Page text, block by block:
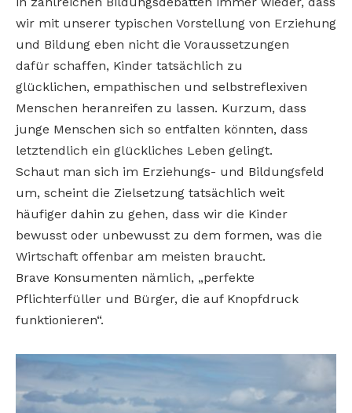
wir mit unserer typischen Vorstellung von Erziehung
und Bildung eben nicht die Voraussetzungen
dafür schaffen, Kinder tatsächlich zu
glücklichen, empathischen und selbstreflexiven
Menschen heranreifen zu lassen. Kurzum, dass
junge Menschen sich so entfalten könnten, dass
letztendlich ein glückliches Leben gelingt.
Schaut man sich im Erziehungs- und Bildungsfeld
um, scheint die Zielsetzung tatsächlich weit
häufiger dahin zu gehen, dass wir die Kinder
bewusst oder unbewusst zu dem formen, was die
Wirtschaft offenbar am meisten braucht.
Brave Konsumenten nämlich, „perfekte
Pflichterfüller und Bürger, die auf Knopfdruck
funktionieren“.